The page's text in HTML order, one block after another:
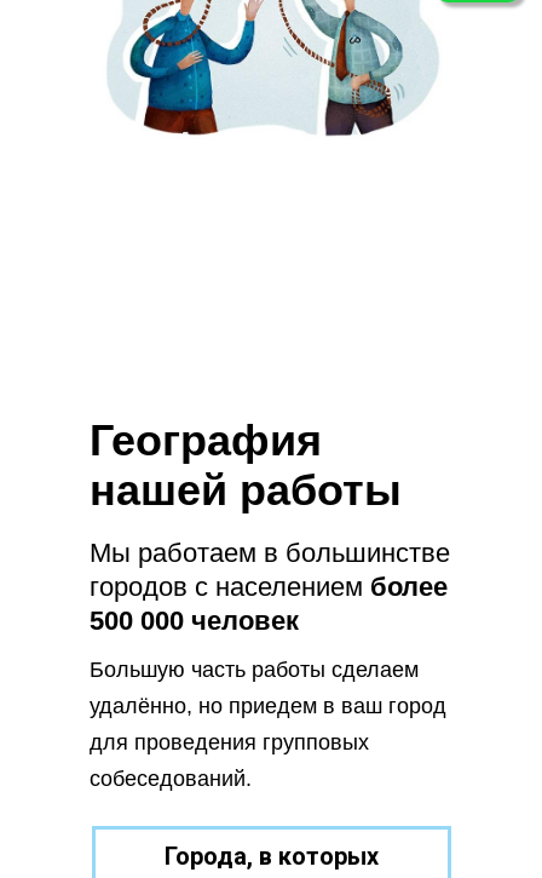
обратиться к нам
и
подборе ТОП персонала
Гарантия до 12 месяцев
Подбираем действительно
1
2
3
География
нашей работы
Мы работаем в большинстве
городов с населением более
500 000 человек
Большую часть работы сделаем
удалённо, но приедем в ваш город
для проведения групповых
собеседований.
Города, в которых